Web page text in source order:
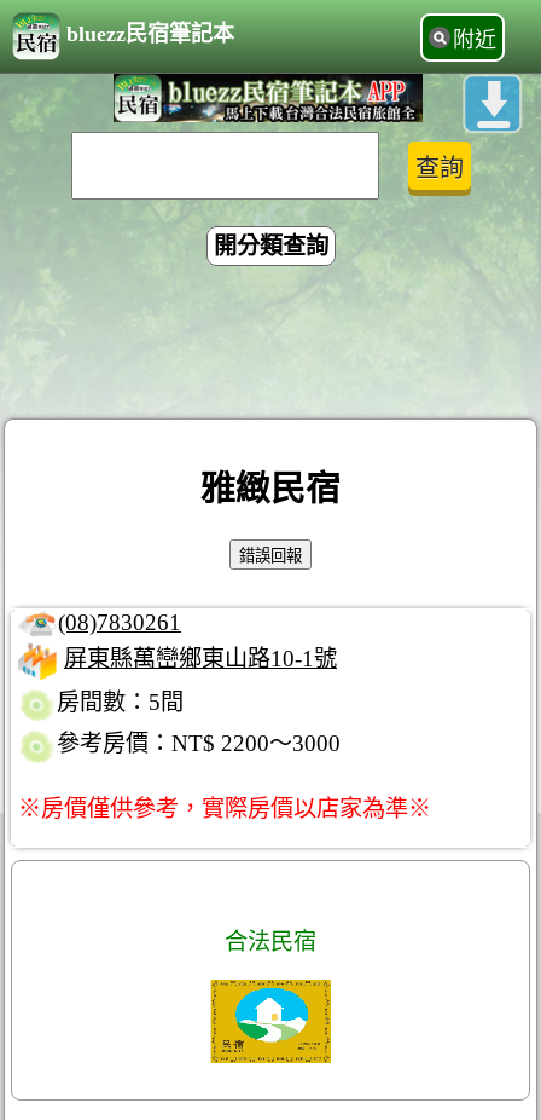
bluezz民宿筆記本 附近
開分類查詢
雅緻民宿
(08)7830261
屏東縣萬巒鄉東山路10-1號
房間數：5間
參考房價：NT$ 2200～3000
※房價僅供參考，實際房價以店家為準※
合法民宿